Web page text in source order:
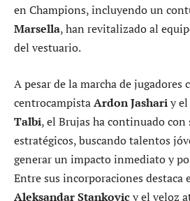
en Champions, incluyendo un
Marsella, han revitalizado al
del vestuario.
A pesar de la marcha de jugadores
centrocampistaArdon Jashariy
Talbi, el Brujas ha continuado
estratégicos, buscando talentos
generar un impacto inmediato y
Entre sus incorporaciones destaca
Aleksandar Stankovicy el veloz